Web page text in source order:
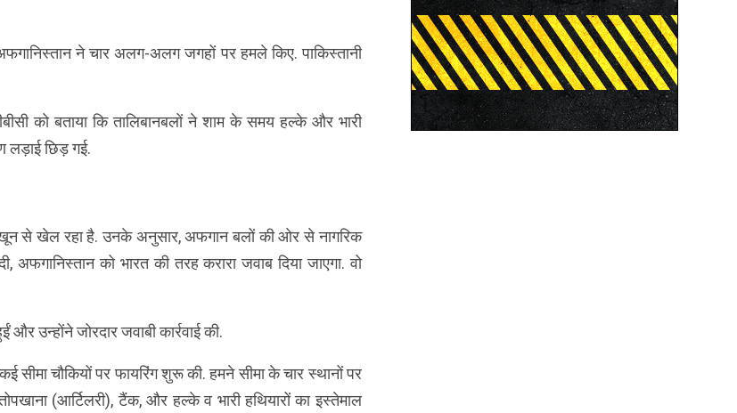
ने चार अलग-अलग जगहों पर हमले किए. पाकिस्तानी
को बताया कि तालिबानबलों ने शाम के समय हल्के और भारी
लड़ाई छिड़ गई.
खून से खेल रहा है. उनके अनुसार, अफगान बलों की ओर से नागरिक
को भारत की तरह करारा जवाब दिया जाएगा. वो
उन्होंने जोरदार जवाबी कार्रवाई की.
सीमा चौकियों पर फायरिंग शुरू की. हमने सीमा के चार स्थानों पर
(आर्टिलरी), टैंक, और हल्के व भारी हथियारों का इस्तेमाल